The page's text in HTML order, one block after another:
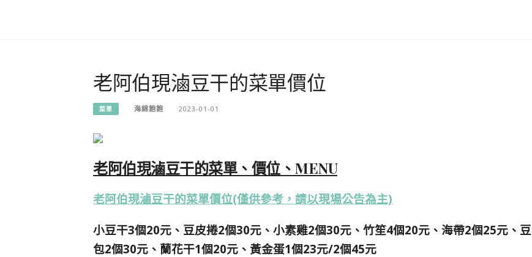
老阿伯現滷豆干的菜單價位
菜單 海綿飽飽 2023-01-01
老阿伯現滷豆干的菜單、價位、MENU
老阿伯現滷豆干的菜單價位(僅供參考，請以現場公告為主)
小豆干3個20元、豆皮捲2個30元、小素雞2個30元、竹笙4個20元、海帶2個25元、豆
包2個30元、蘭花干1個20元、黃金蛋1個23元/2個45元